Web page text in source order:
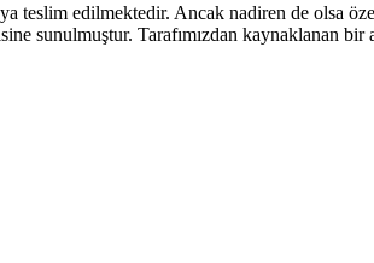
teslim edilmektedir. Ancak nadiren de olsa
sunulmuştur. Tarafımızdan kaynaklanan